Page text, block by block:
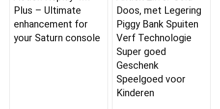
Plus – Ultimate
enhancement for
your Saturn console
Doos, met Legering
Piggy Bank Spuiten
Verf Technologie
Super goed
Geschenk
Speelgoed voor
Kinderen